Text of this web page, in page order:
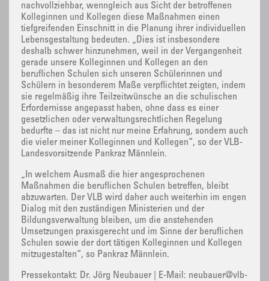
nachvollziehbar, wenngleich aus Sicht der betroffenen
Kolleginnen und Kollegen diese Maßnahmen einen
tiefgreifenden Einschnitt in die Planung ihrer individuellen
Lebensgestaltung bedeuten. „Dies ist insbesondere
deshalb schwer hinzunehmen, weil in der Vergangenheit
gerade unsere Kolleginnen und Kollegen an den
beruflichen Schulen sich unseren Schülerinnen und
Schülern in besonderem Maße verpflichtet zeigten, indem
sie regelmäßig ihre Teilzeitwünsche an die schulischen
Erfordernisse angepasst haben, ohne dass es einer
gesetzlichen oder verwaltungsrechtlichen Regelung
bedurfte – das ist nicht nur meine Erfahrung, sondern auch
die vieler meiner Kolleginnen und Kollegen“, so der VLB-
Landesvorsitzende Pankraz Männlein.
„In welchem Ausmaß die hier angesprochenen
Maßnahmen die beruflichen Schulen betreffen, bleibt
abzuwarten. Der VLB wird daher auch weiterhin im engen
Dialog mit den zuständigen Ministerien und der
Bildungsverwaltung bleiben, um die anstehenden
Umsetzungen praxisgerecht und im Sinne der beruflichen
Schulen sowie der dort tätigen Kolleginnen und Kollegen
mitzugestalten“, so Pankraz Männlein.
Pressekontakt: Dr. Jörg Neubauer | E-Mail: neubauer@vlb-